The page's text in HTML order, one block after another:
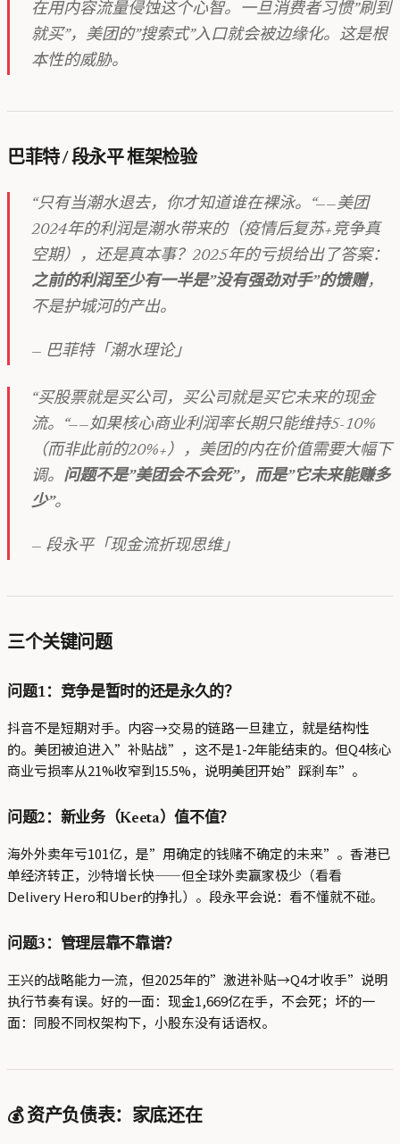
在用内容流量侵蚀这个心智。一旦消费者习惯”刷到
就买”，美团的”搜索式”入口就会被边缘化。这是根
本性的威胁。
巴菲特 / 段永平 框架检验
“只有当潮水退去，你才知道谁在裸泳。“——美团
2024年的利润是潮水带来的（疫情后复苏+竞争真
空期），还是真本事？2025年的亏损给出了答案：
之前的利润至少有一半是”没有强劲对手”的馈赠，
不是护城河的产出。
— 巴菲特「潮水理论」
“买股票就是买公司，买公司就是买它未来的现金
流。“——如果核心商业利润率长期只能维持5-10%
（而非此前的20%+），美团的内在价值需要大幅下
调。 问题不是”美团会不会死”，而是”它未来能赚多
少”。
— 段永平「现金流折现思维」
三个关键问题
问题1：竞争是暂时的还是永久的？
抖音不是短期对手。内容→交易的链路一旦建立，就是结构性
的。美团被迫进入”补贴战”，这不是1-2年能结束的。但Q4核心
商业亏损率从21%收窄到15.5%，说明美团开始”踩刹车”。
问题2：新业务（Keeta）值不值？
海外外卖年亏101亿，是”用确定的钱赌不确定的未来”。香港已
单经济转正，沙特增长快——但全球外卖赢家极少（看看
Delivery Hero和Uber的挣扎）。段永平会说：看不懂就不碰。
问题3：管理层靠不靠谱？
王兴的战略能力一流，但2025年的”激进补贴→Q4才收手”说明
执行节奏有误。好的一面：现金1,669亿在手，不会死；坏的一
面：同股不同权架构下，小股东没有话语权。
💰 资产负债表：家底还在